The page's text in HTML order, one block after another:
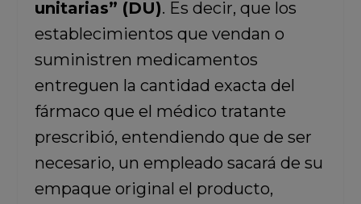
unitarias” (DU). Es decir, que los
establecimientos que vendan o
suministren medicamentos
entreguen la cantidad exacta del
fármaco que el médico tratante
prescribió, entendiendo que de ser
necesario, un empleado sacará de su
empaque original el producto,